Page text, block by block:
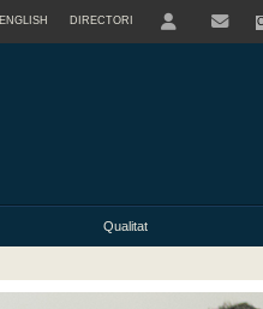
ENGLISH DIRECTORI
Qualitat